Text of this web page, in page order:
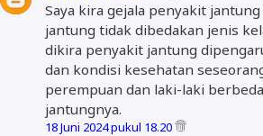
Saya kira gejala penyakit
jantung tidak dibedakan jenis
dikira penyakit jantung
dan kondisi kesehatan
perempuan dan laki-laki
jantungnya.
18 Juni 2024 pukul 18.20